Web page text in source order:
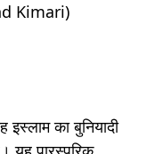
Kimari)
इस्लाम का बुनियादी